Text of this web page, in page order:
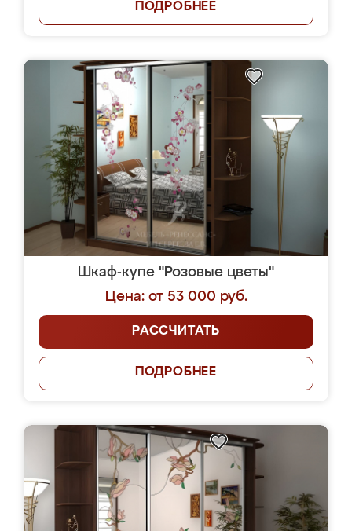
ПОДРОБНЕЕ
Шкаф-купе "Розовые цветы"
Цена: от 53 000 руб.
РАССЧИТАТЬ
ПОДРОБНЕЕ